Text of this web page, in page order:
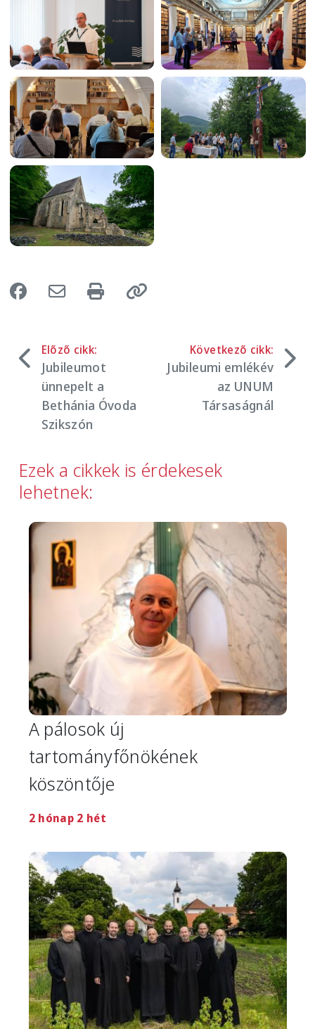
Image Image
Image
Előző cikk:
Jubileumot
ünnepelt a
Bethánia Óvoda
Szikszón
Következő cikk:
Jubileumi emlékév
az UNUM
Társaságnál
Ezek a cikkek is érdekesek
lehetnek:
Image
A pálosok új
tartományfőnökének
köszöntője
2 hónap 2 hét
Image